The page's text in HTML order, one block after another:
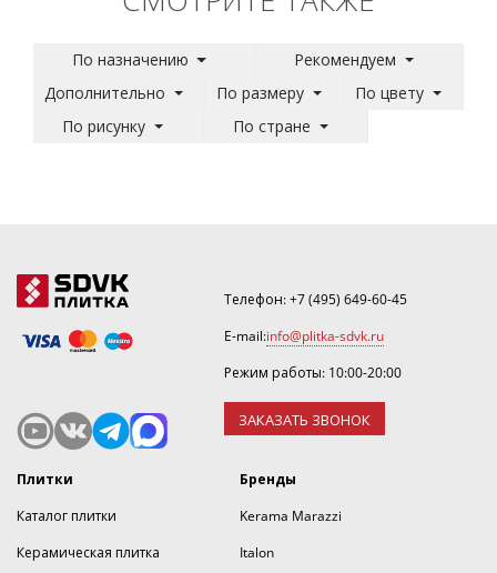
По назначению
Рекомендуем
Дополнительно
По размеру
По цвету
По рисунку
По стране
Телефон:+7 (495) 649-60-45
E-mail:info@plitka-sdvk.ru
Режим работы: 10:00-20:00
ЗАКАЗАТЬ ЗВОНОК
Плитки
Каталог плитки
Керамическая плитка
Бренды
Kerama Marazzi
Italon